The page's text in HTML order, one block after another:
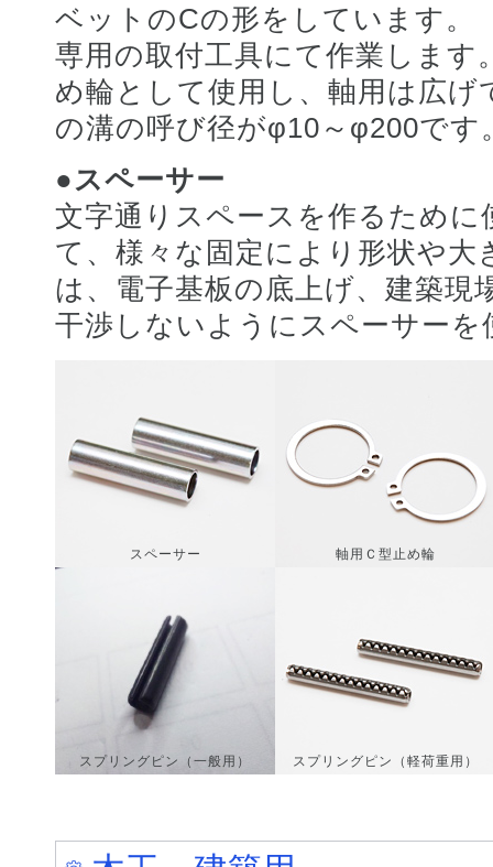
ベットのCの形をしています。
専用の取付工具にて作業しま
め輪として使用し、軸用は広
の溝の呼び径がφ10～φ200です
●スペーサー
文字通りスペースを作るため
て、様々な固定により形状や
は、電子基板の底上げ、建築
干渉しないようにスペーサーを
スペーサー 軸用Ｃ型止め輪
スプリングピン（一般用） スプリングピン（軽荷重用）